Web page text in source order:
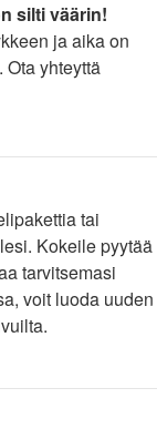
silti väärin!
ja aika on
yhteyttä
tai
Kokeile pyytää
tarvitsemasi
voit luoda uuden